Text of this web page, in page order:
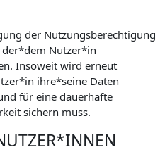
der Nutzungsberechtigung
der*dem Nutzer*in
Insoweit wird erneut
ihre*seine Daten
für eine dauerhafte
sichern muss.